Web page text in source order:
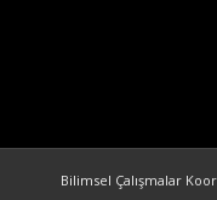
Bilimsel Çalışmalar